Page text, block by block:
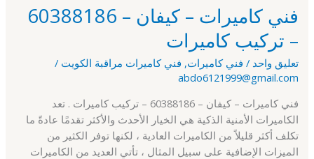
فني كاميرات – كيفان – 60388186
– تركيب كاميرات
تعليق واحد / فني كاميرات, فني كاميرات مراقبة الكويت /
abdo6121999@gmail.com
فني كاميرات – كيفان – 60388186 – تركيب كاميرات . تعد
الكاميرات الأمنية الذكية هي الخيار الأحدث والأكثر تقدمًا عادةً ما
تكلف أكثر قليلاً من الكاميرات العادية ، لكنها توفر الكثير من
الميزات الإضافية على سبيل المثال ، تأتي العديد من الكاميرات